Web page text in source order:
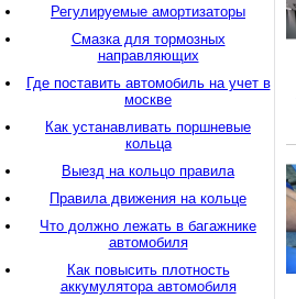
Регулируемые амортизаторы
Смазка для тормозных
направляющих
Где поставить автомобиль на учет в
москве
Как устанавливать поршневые
кольца
Выезд на кольцо правила
Правила движения на кольце
Что должно лежать в багажнике
автомобиля
Как повысить плотность
аккумулятора автомобиля